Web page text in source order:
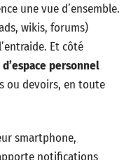
une vue d’ensemble.
wikis, forums)
Et côté
d’espace personnel
ou devoirs, en toute
smartphone,
notifications